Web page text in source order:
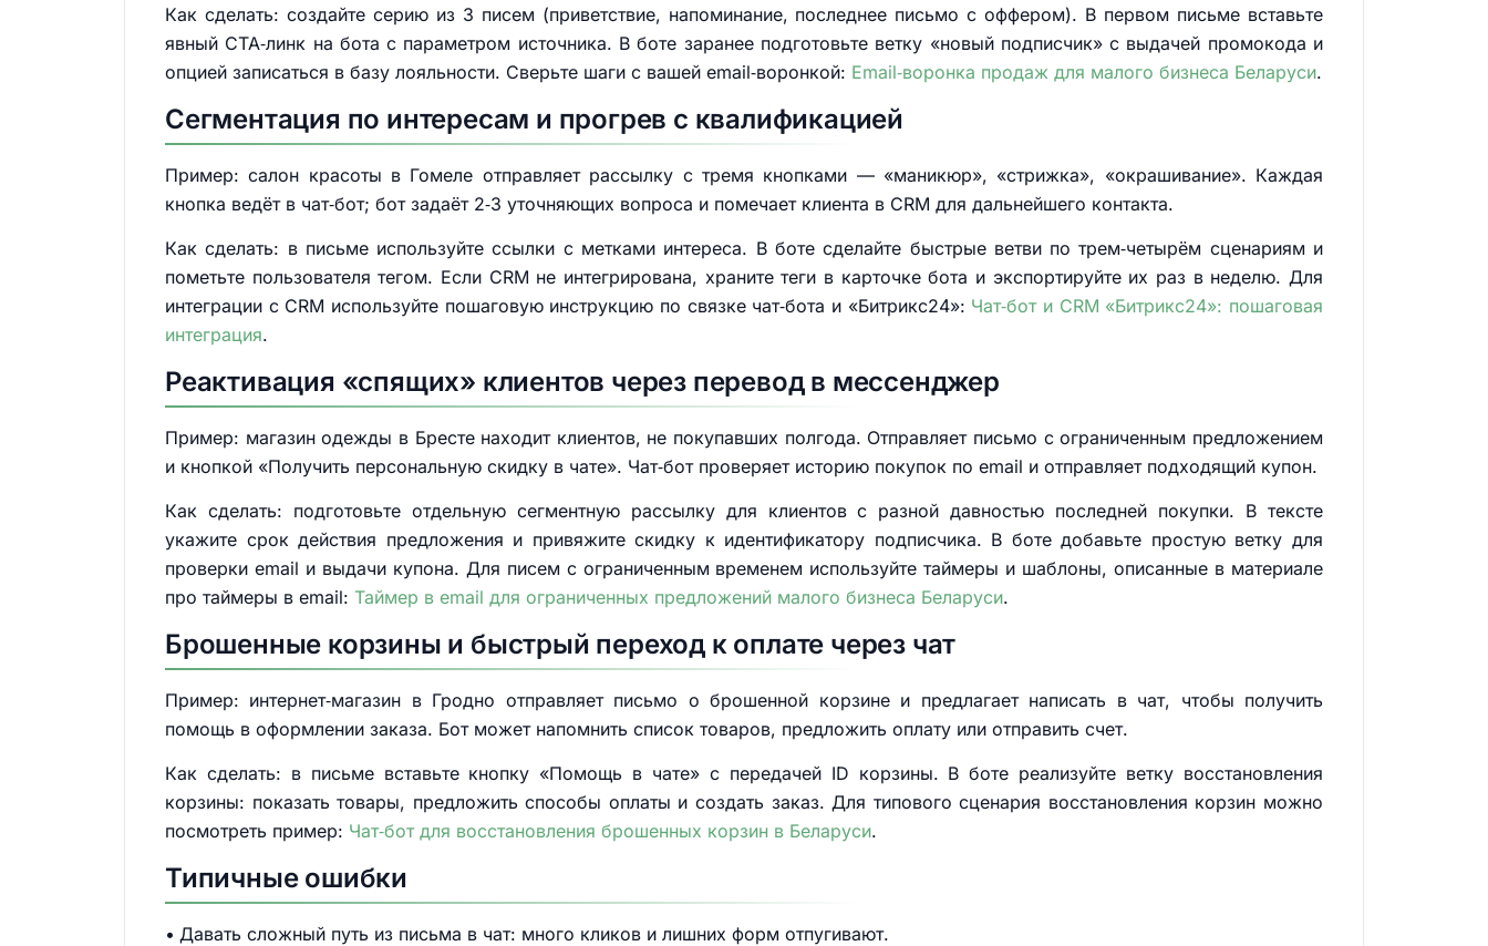
Как сделать: создайте серию из 3 писем (приветствие, напоминание, последнее письмо с оффером). В первом письме вставьте
явный CTA‑линк на бота с параметром источника. В боте заранее подготовьте ветку «новый подписчик» с выдачей промокода и
опцией записаться в базу лояльности. Сверьте шаги с вашей email‑воронкой: Email‑воронка продаж для малого бизнеса Беларуси.
Сегментация по интересам и прогрев с квалификацией
Пример: салон красоты в Гомеле отправляет рассылку с тремя кнопками — «маникюр», «стрижка», «окрашивание». Каждая
кнопка ведёт в чат‑бот; бот задаёт 2‑3 уточняющих вопроса и помечает клиента в CRM для дальнейшего контакта.
Как сделать: в письме используйте ссылки с метками интереса. В боте сделайте быстрые ветви по трем‑четырём сценариям и
пометьте пользователя тегом. Если CRM не интегрирована, храните теги в карточке бота и экспортируйте их раз в неделю. Для
интеграции с CRM используйте пошаговую инструкцию по связке чат‑бота и «Битрикс24»: Чат‑бот и CRM «Битрикс24»: пошаговая
интеграция.
Реактивация «спящих» клиентов через перевод в мессенджер
Пример: магазин одежды в Бресте находит клиентов, не покупавших полгода. Отправляет письмо с ограниченным предложением
и кнопкой «Получить персональную скидку в чате». Чат‑бот проверяет историю покупок по email и отправляет подходящий купон.
Как сделать: подготовьте отдельную сегментную рассылку для клиентов с разной давностью последней покупки. В тексте
укажите срок действия предложения и привяжите скидку к идентификатору подписчика. В боте добавьте простую ветку для
проверки email и выдачи купона. Для писем с ограниченным временем используйте таймеры и шаблоны, описанные в материале
про таймеры в email: Таймер в email для ограниченных предложений малого бизнеса Беларуси.
Брошенные корзины и быстрый переход к оплате через чат
Пример: интернет‑магазин в Гродно отправляет письмо о брошенной корзине и предлагает написать в чат, чтобы получить
помощь в оформлении заказа. Бот может напомнить список товаров, предложить оплату или отправить счет.
Как сделать: в письме вставьте кнопку «Помощь в чате» с передачей ID корзины. В боте реализуйте ветку восстановления
корзины: показать товары, предложить способы оплаты и создать заказ. Для типового сценария восстановления корзин можно
посмотреть пример: Чат‑бот для восстановления брошенных корзин в Беларуси.
Типичные ошибки
Давать сложный путь из письма в чат: много кликов и лишних форм отпугивают.